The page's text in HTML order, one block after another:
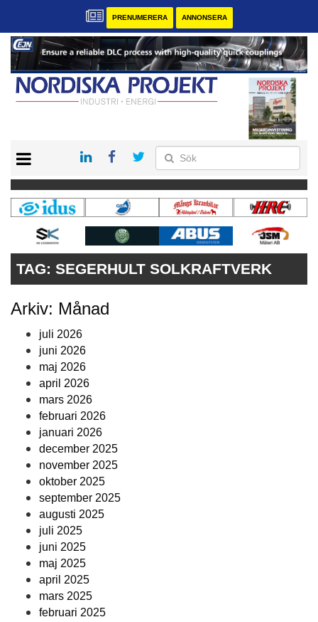
PRENUMERERA ANNONSERA
KONTAKT
VÅRA ANDRA MAGASIN
PRENUMERERA
ANNONSERA
TAG: SEGERHULT SOLKRAFTVERK
Arkiv: Månad
juli 2026
juni 2026
maj 2026
april 2026
mars 2026
februari 2026
januari 2026
december 2025
november 2025
oktober 2025
september 2025
augusti 2025
juli 2025
juni 2025
maj 2025
april 2025
mars 2025
februari 2025